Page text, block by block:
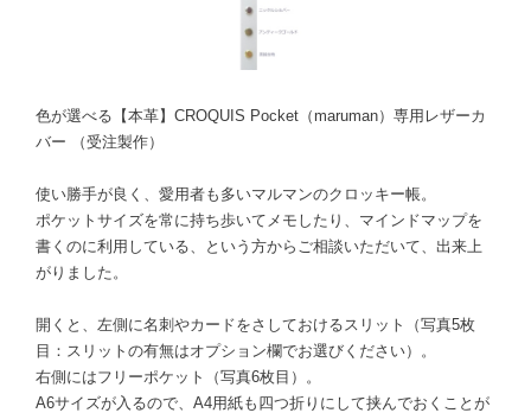
色が選べる【本革】CROQUIS Pocket（maruman）専用レザーカ
バー （受注製作）
使い勝手が良く、愛用者も多いマルマンのクロッキー帳。
ポケットサイズを常に持ち歩いてメモしたり、マインドマップを
書くのに利用している、という方からご相談いただいて、出来上
がりました。
開くと、左側に名刺やカードをさしておけるスリット（写真5枚
目：スリットの有無はオプション欄でお選びください）。
右側にはフリーポケット（写真6枚目）。
A6サイズが入るので、A4用紙も四つ折りにして挟んでおくことが